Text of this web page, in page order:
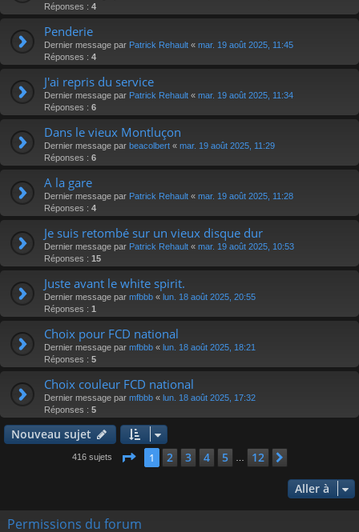
Réponses : 4
Penderie
Dernier message par Patrick Rehault « mar. 19 août 2025, 11:45
Réponses : 4
J'ai repris du service
Dernier message par Patrick Rehault « mar. 19 août 2025, 11:34
Réponses : 6
Dans le vieux Montluçon
Dernier message par beacolbert « mar. 19 août 2025, 11:29
Réponses : 6
A la gare
Dernier message par Patrick Rehault « mar. 19 août 2025, 11:28
Réponses : 4
Je suis retombé sur un vieux disque dur
Dernier message par Patrick Rehault « mar. 19 août 2025, 10:53
Réponses : 15
Juste avant le white spirit.
Dernier message par mfbbb « lun. 18 août 2025, 20:55
Réponses : 1
Choix pour FCD national
Dernier message par mfbbb « lun. 18 août 2025, 18:21
Réponses : 5
Choix couleur FCD national
Dernier message par mfbbb « lun. 18 août 2025, 17:32
Réponses : 5
Nouveau sujet
416 sujets Page 1sur 12
1 2 3 4 5 12
Aller à
Permissions du forum